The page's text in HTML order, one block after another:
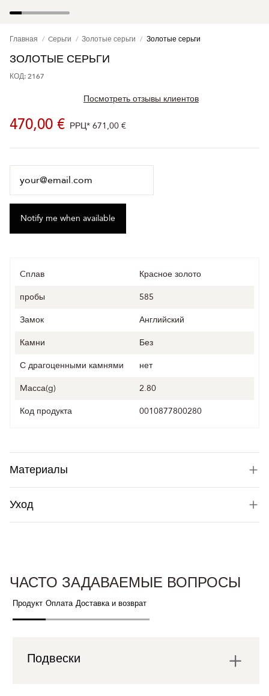
Главная Cерьги Золотые серьги Золотые серьги
ЗОЛОТЫЕ СЕРЬГИ
КОД: 2167
Посмотреть отзывы клиентов
470,00 € РРЦ* 671,00 €
Cплав
Красное золото
пробы
585
Замок
Английский
Камни
Без
С драгоценными камнями
нет
Mасса(g)
2.80
Код продукта
0010877800280
Материалы
Уход
ЧАСТО ЗАДАВАЕМЫЕ ВОПРОСЫ
Продукт Оплата Доставка и возврат
Подвески